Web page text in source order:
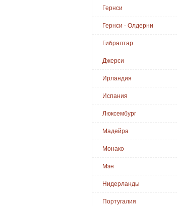
Гернси
Гернси - Олдерни
Гибралтар
Джерси
Ирландия
Испания
Люксембург
Мадейра
Монако
Мэн
Нидерланды
Португалия